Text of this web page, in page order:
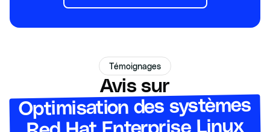
Témoignages
Avis sur
Optimisation des systèmes